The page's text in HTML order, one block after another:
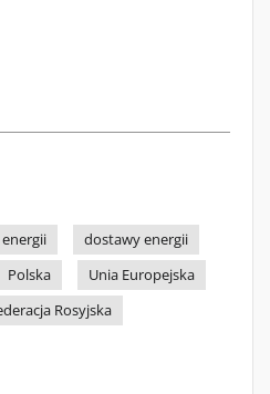
dostawy energii
Polska
Unia Europejska
Rosyjska